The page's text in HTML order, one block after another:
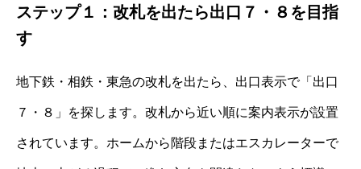
ステップ１：改札を出たら出口７・８を目指
す
地下鉄・相鉄・東急の改札を出たら、出口表示で「出口
７・８」を探します。改札から近い順に案内表示が設置
されています。ホームから階段またはエスカレーターで